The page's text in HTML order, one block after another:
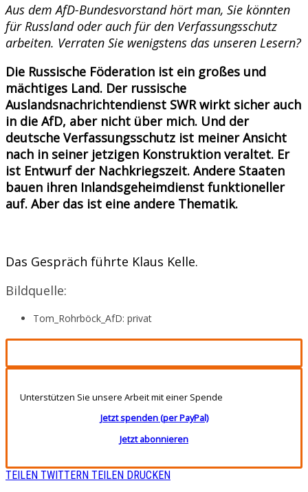
Aus dem AfD-Bundesvorstand hört man, Sie könnten
für Russland oder auch für den Verfassungsschutz
arbeiten. Verraten Sie wenigstens das unseren Lesern?
Die Russische Föderation ist ein großes und
mächtiges Land. Der russische
Auslandsnachrichtendienst SWR wirkt sicher auch
in die AfD, aber nicht über mich. Und der
deutsche Verfassungsschutz ist meiner Ansicht
nach in seiner jetzigen Konstruktion veraltet. Er
ist Entwurf der Nachkriegszeit. Andere Staaten
bauen ihren Inlandsgeheimdienst funktioneller
auf. Aber das ist eine andere Thematik.
Das Gespräch führte Klaus Kelle.
Bildquelle:
Tom_Rohrböck_AfD: privat
Unterstützen Sie unsere Arbeit mit einer Spende
Jetzt spenden (per PayPal)
Jetzt abonnieren
TEILEN TWITTERN TEILEN DRUCKEN